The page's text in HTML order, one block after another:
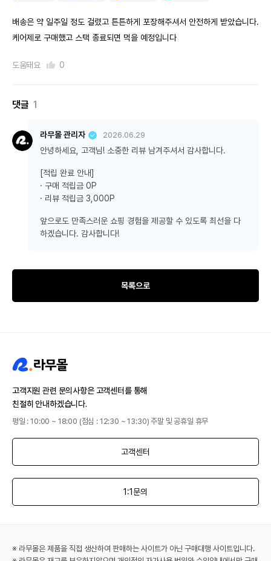
배송은 약 일주일 정도 걸렸고 튼튼하게 포장해주셔서 안전하게 받았습니다.
케어제로 구매했고 스택 종료되면 먹을 예정입니다
도움돼요 0
댓글 1
라무몰 관리자 2026.06.29
안녕하세요, 고객님! 소중한 리뷰 남겨주셔서 감사합니다.
[적립 완료 안내]
· 구매 적립금 0P
· 리뷰 적립금 3,000P
앞으로도 만족스러운 쇼핑 경험을 제공할 수 있도록 최선을 다
하겠습니다. 감사합니다!
목록으로
고객지원 관련 문의사항은 고객센터를 통해
친절히 안내하겠습니다.
평일 : 10:00 ~ 18:00 (점심 : 12:30 ~ 13:30) 주말 및 공휴일 휴무
고객센터
1:1문의
※ 라무몰은 제품을 직접 생산하여 판매하는 사이트가 아닌 구매대행 사이트입니다.